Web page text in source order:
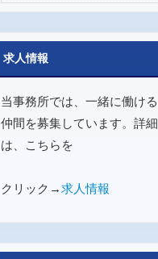
求人情報
当事務所では、一緒に働ける
仲間を募集しています。詳細
は、こちらを
クリック→求人情報